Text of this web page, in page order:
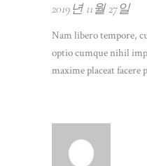
2019년 11월 27일
Nam libero tempore,
optio cumque nihil
maxime placeat facere